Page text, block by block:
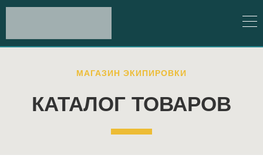
МАГАЗИН ЭКИПИРОВКИ
КАТАЛОГ ТОВАРОВ